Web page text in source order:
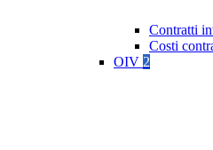
Contratti
Costi
OIV 2